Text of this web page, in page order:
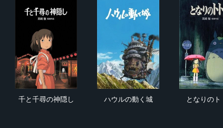
千と千尋の神隠し ハウルの動く城 となりのト